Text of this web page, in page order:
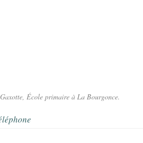
École primaire à La Bourgonce.